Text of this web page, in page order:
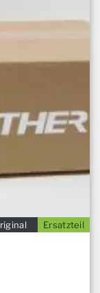
Ersatzteil